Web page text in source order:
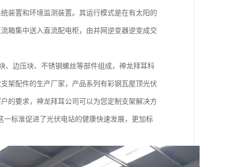
装置和环境监测装置。其运行模式是在有太阳的
箱集中送入直流配电柜，由并网逆变器逆变成交
、边压块、不锈钢螺丝等部件组成，神龙拜耳科
架配件的生产厂家，产品系列有彩钢瓦屋顶光伏
的要求，神龙拜耳公司可以为您定制支架解决方
一标准促进了光伏电站的健康快速发展，更加标